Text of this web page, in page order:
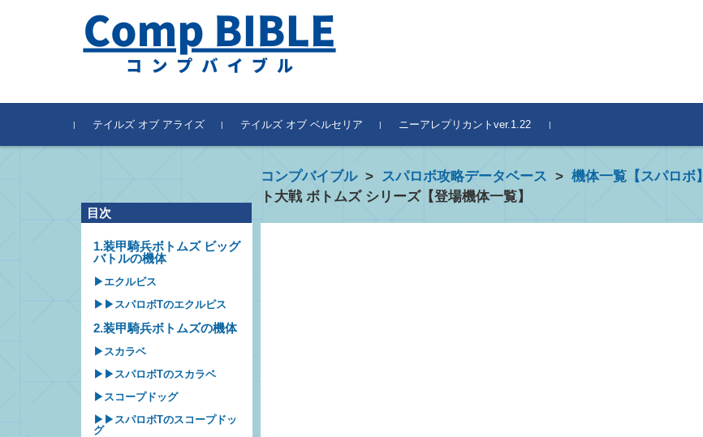
テイルズ オブ アライズ テイルズ オブ ベルセリア ニーアレプリカントver.1.22
コンプバイブル> スパロボ攻略データベース >機体一覧【スパロボ】
ト大戦 ボトムズ シリーズ【登場機体一覧】
目次
1.装甲騎兵ボトムズ ビッグ
バトルの機体
▶エクルビス
▶▶スパロボTのエクルビス
2.装甲騎兵ボトムズの機体
▶スカラベ
▶▶スパロボTのスカラベ
▶スコープドッグ
▶▶スパロボTのスコープドッ
グ